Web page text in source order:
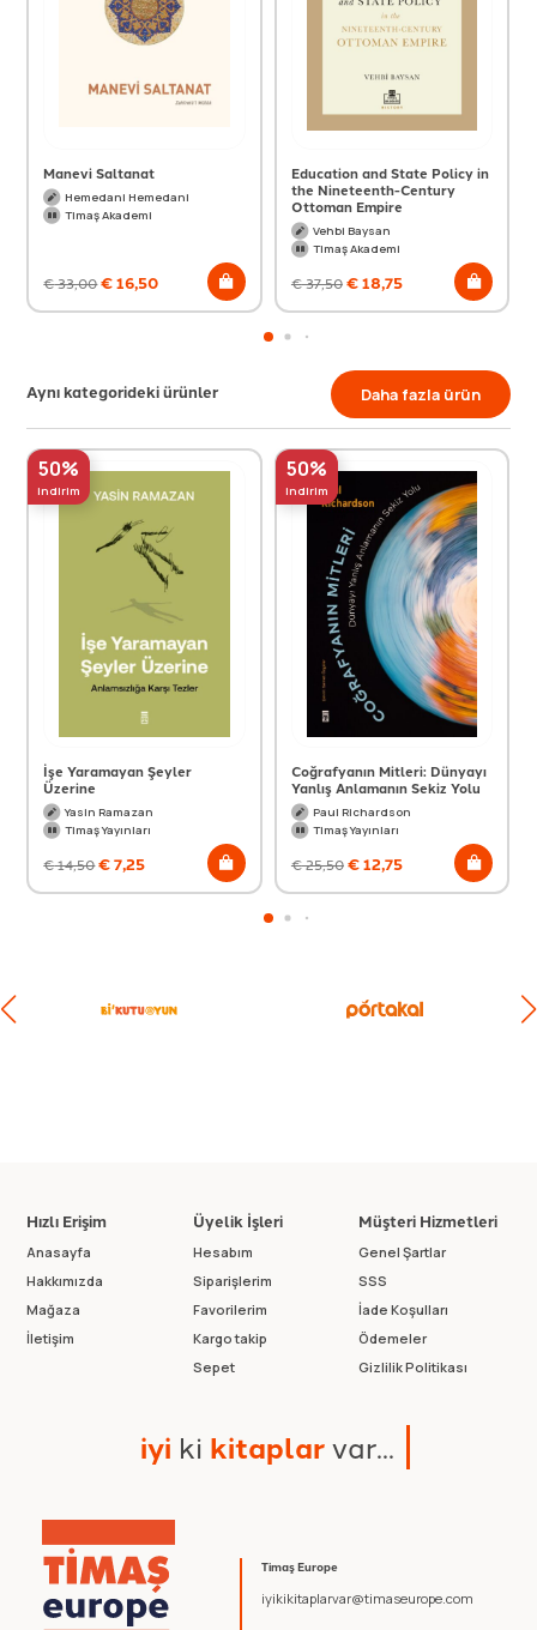
Manevi Saltanat
Hemedani Hemedani
Timaş Akademi
€33,00€16,50
Education and State Policy in
the Nineteenth-Century
Ottoman Empire
Vehbi Baysan
Timaş Akademi
€37,50€18,75
Aynı kategorideki ürünler Daha fazla ürün
50%
indirim
İşe Yaramayan Şeyler
Üzerine
Yasin Ramazan
Timaş Yayınları
€14,50€7,25
50%
indirim
Coğrafyanın Mitleri: Dünyayı
Yanlış Anlamanın Sekiz Yolu
Paul Richardson
Timaş Yayınları
€25,50€12,75
Timaş Europe
iyikikitaplarvar@timaseurope.com
Hızlı Erişim
Anasayfa
Hakkımızda
Mağaza
İletişim
Üyelik İşleri
Hesabım
Siparişlerim
Favorilerim
Kargo takip
Sepet
Müşteri Hizmetleri
Genel Şartlar
SSS
İade Koşulları
Ödemeler
Gizlilik Politikası
iyi ki kitaplarvar...